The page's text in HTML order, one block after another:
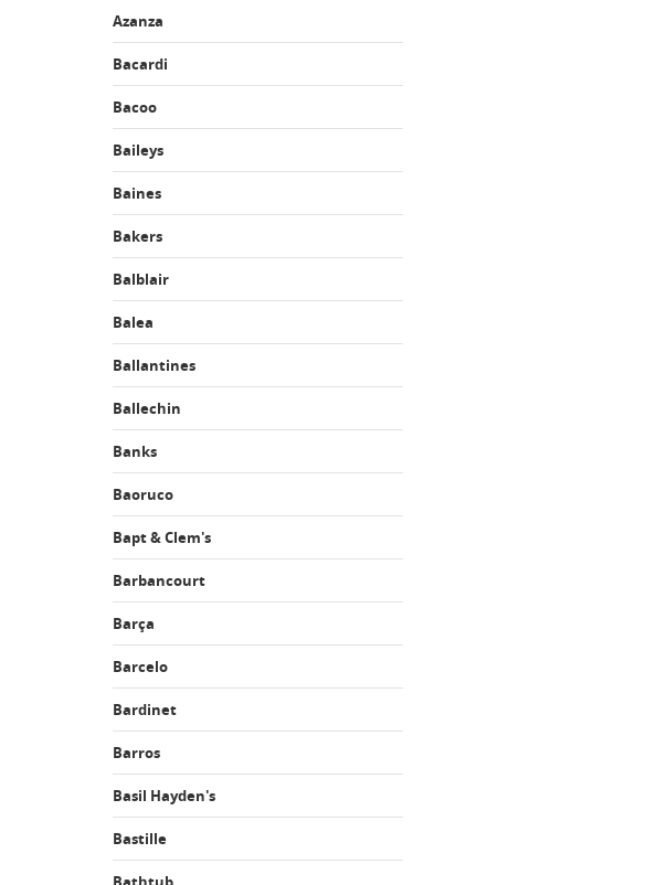
Azanza
Bacardi
Bacoo
Baileys
Baines
Bakers
Balblair
Balea
Ballantines
Ballechin
Banks
Baoruco
Bapt & Clem's
Barbancourt
Barça
Barcelo
Bardinet
Barros
Basil Hayden's
Bastille